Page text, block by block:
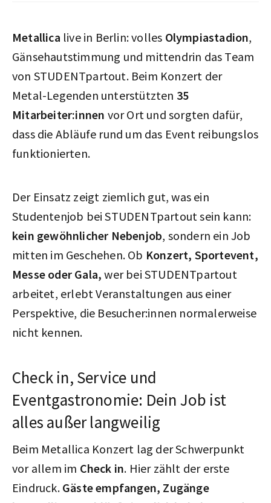
Metallica live in Berlin: volles Olympiastadion,
Gänsehautstimmung und mittendrin das Team
von STUDENTpartout. Beim Konzert der
Metal-Legenden unterstützten 35
Mitarbeiter:innen vor Ort und sorgten dafür,
dass die Abläufe rund um das Event reibungslos
funktionierten.
Der Einsatz zeigt ziemlich gut, was ein
Studentenjob bei STUDENTpartout sein kann:
kein gewöhnlicher Nebenjob, sondern ein Job
mitten im Geschehen. Ob Konzert, Sportevent,
Messe oder Gala, wer bei STUDENTpartout
arbeitet, erlebt Veranstaltungen aus einer
Perspektive, die Besucher:innen normalerweise
nicht kennen.
Check in, Service und
Eventgastronomie: Dein Job ist
alles außer langweilig
Beim Metallica Konzert lag der Schwerpunkt
vor allem im Check in. Hier zählt der erste
Eindruck.Gäste empfangen, Zugänge